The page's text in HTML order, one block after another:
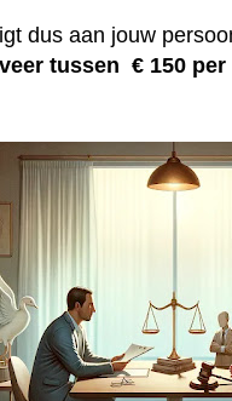
dus aan jouw
tussen € 150